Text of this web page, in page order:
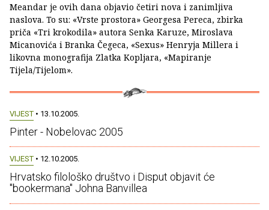
Meandar je ovih dana objavio četiri nova i zanimljiva
naslova. To su: «Vrste prostora» Georgesa Pereca, zbirka
priča «Tri krokodila» autora Senka Karuze, Miroslava
Micanovića i Branka Čegeca, «Sexus» Henryja Millera i
likovna monografija Zlatka Kopljara, «Mapiranje
Tijela/Tijelom».
VIJEST • 13.10.2005.
Pinter - Nobelovac 2005
VIJEST • 12.10.2005.
Hrvatsko filološko društvo i Disput objavit će
"bookermana" Johna Banvillea